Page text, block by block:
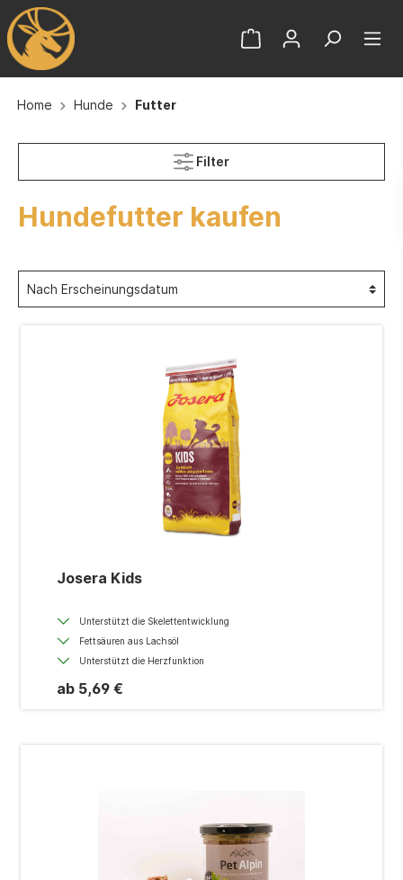
Home Hunde Futter
Filter
Hundefutter kaufen
Josera Kids
Unterstützt die Skelettentwicklung
Fettsäuren aus Lachsöl
Unterstützt die Herzfunktion
ab 5,69 €